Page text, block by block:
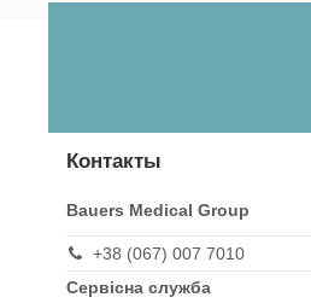
Контакты
Bauers Medical Group
+38 (067) 007 7010
Сервісна служба